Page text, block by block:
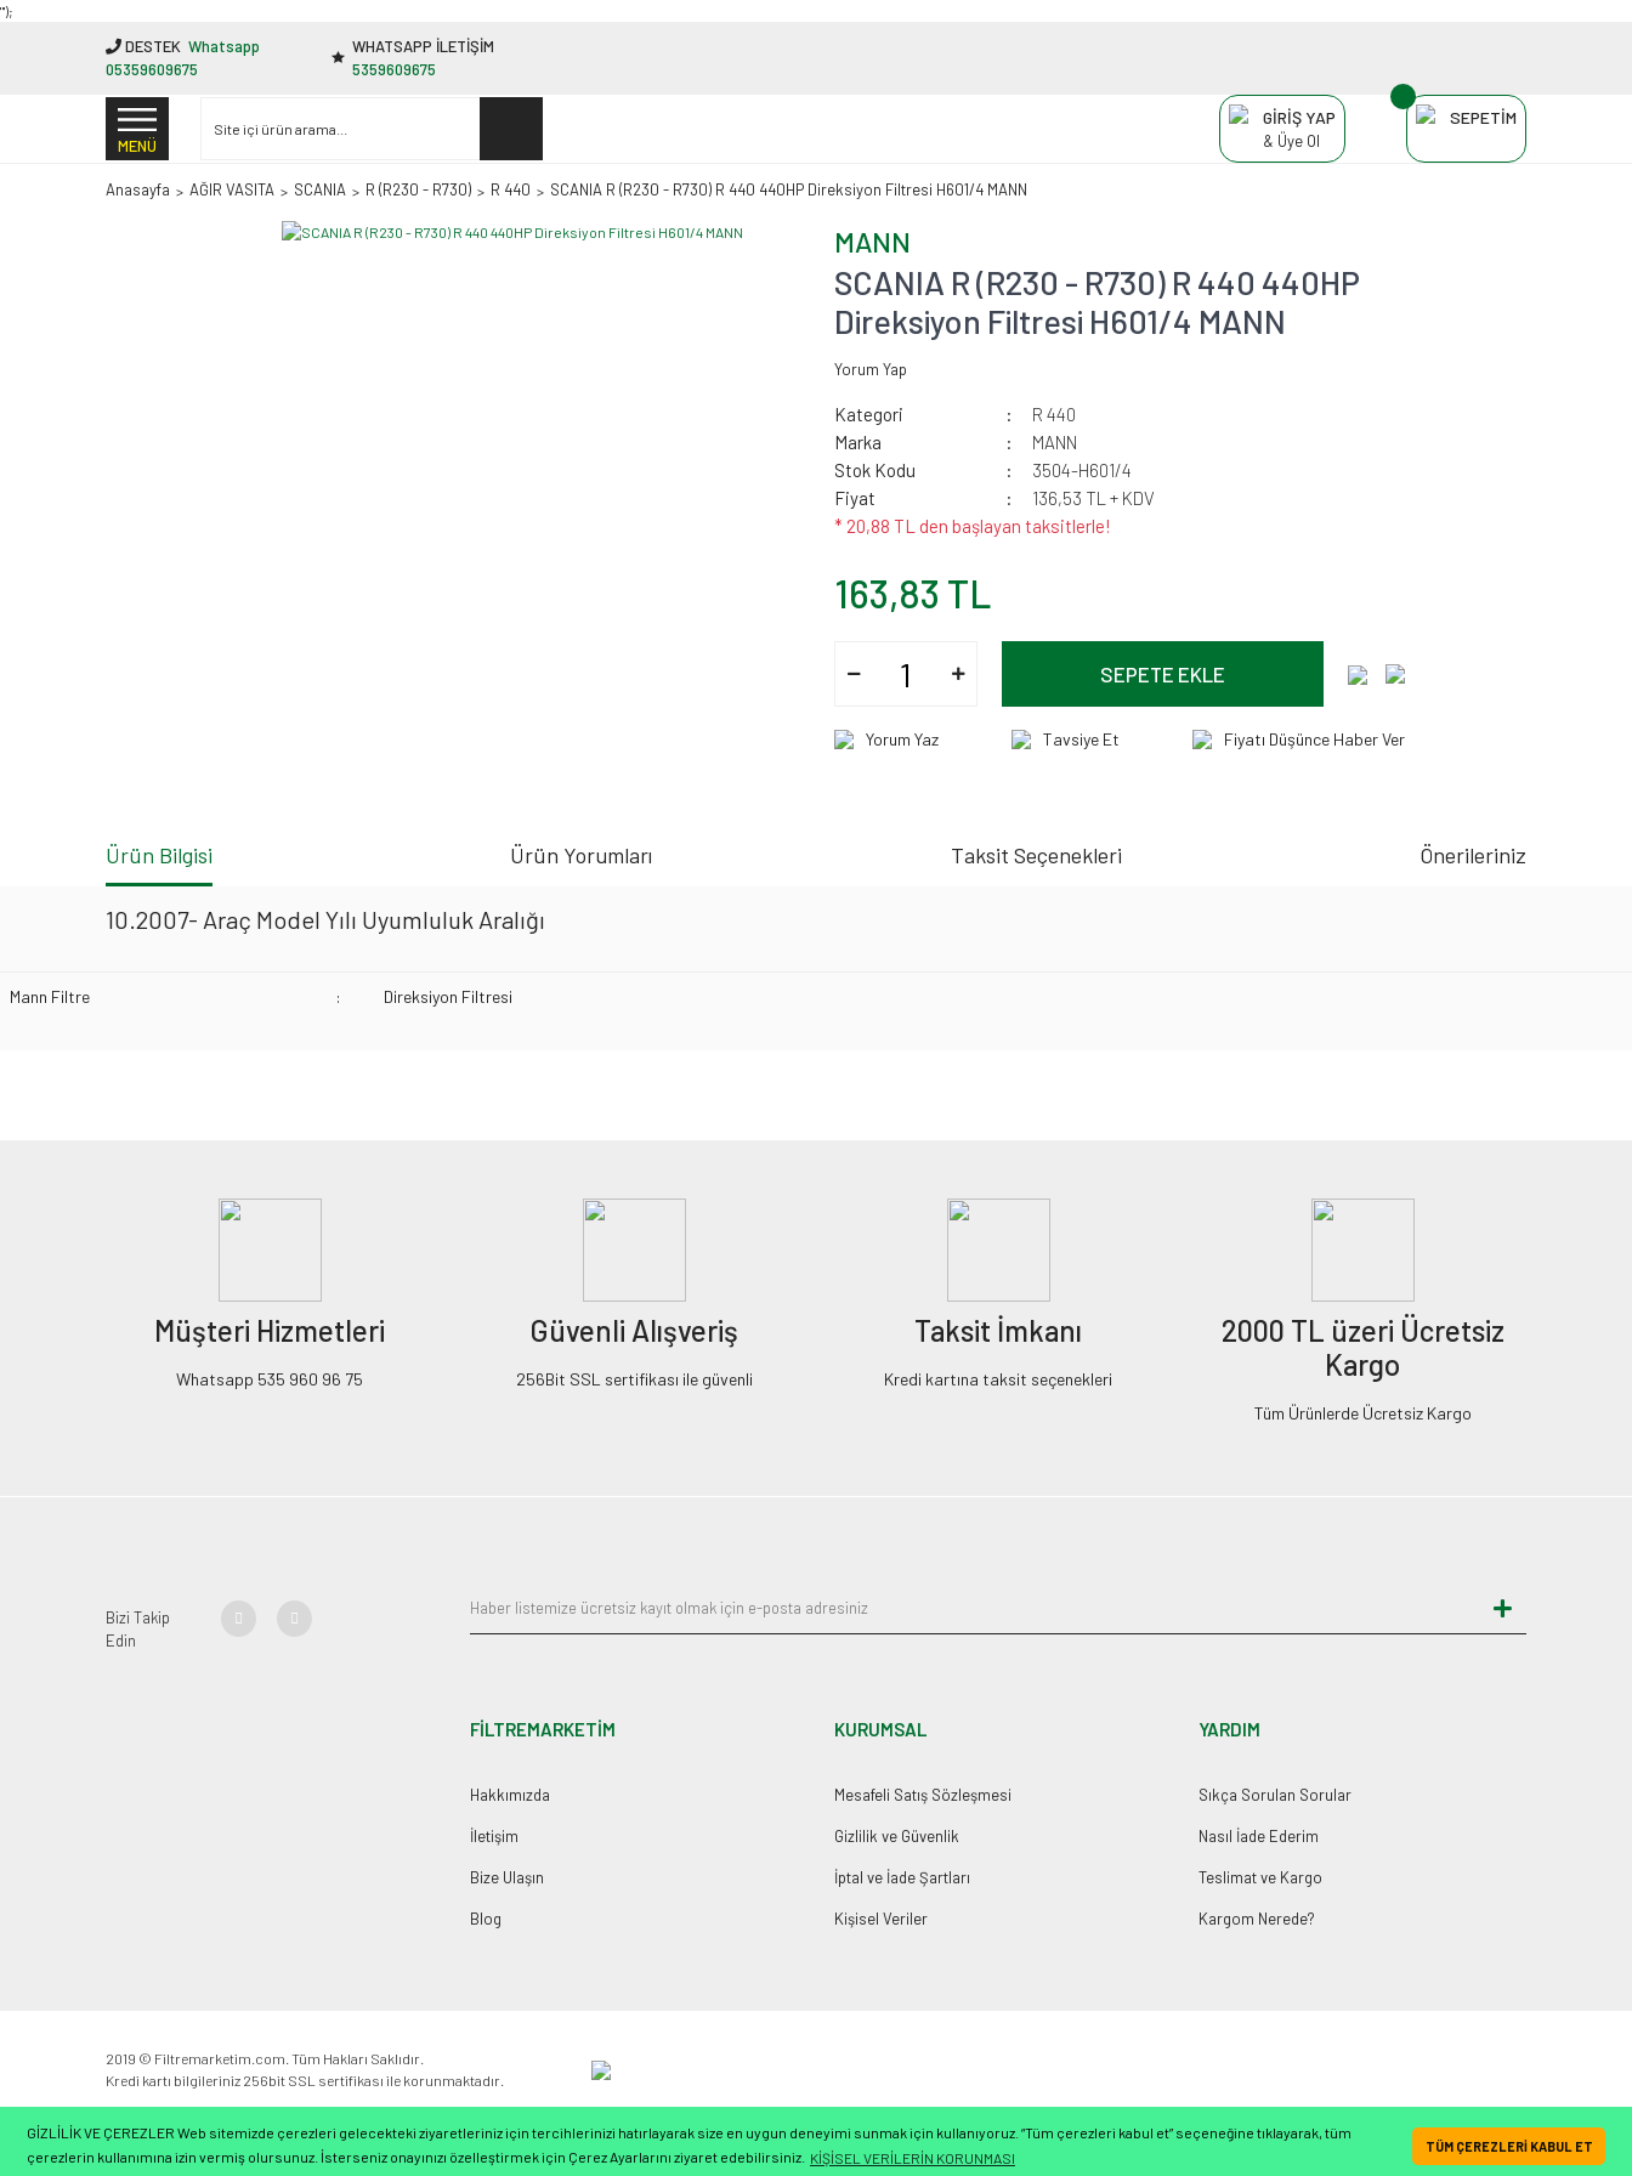
GİZLİLİK VE ÇEREZLER Web sitemizde çerezleri gelecekteki ziyaretleriniz için tercihlerinizi hatırlayarak size en uygun deneyimi sunmak için kullanıyoruz. “Tüm çerezleri kabul et” seçeneğine tıklayarak, tüm
çerezlerin kullanımına izin vermiş olursunuz. İsterseniz onayınızı özelleştirmek için Çerez Ayarlarını ziyaret edebilirsiniz. KİŞİSEL VERİLERİN KORUNMASI
TÜM ÇEREZLERİ KABUL ET
"');
Whatsapp İletişim Hattı
DESTEK Whatsapp
05359609675
WHATSAPP İLETİŞİM
5359609675
MENÜ
GİRİŞ YAP
& Üye Ol
SEPETİM
Anasayfa AĞIR VASITA SCANIA R (R230 - R730) R 440 SCANIA R (R230 - R730) R 440 440HP Direksiyon Filtresi H601/4 MANN
MANN
SCANIA R (R230 - R730) R 440 440HP
Direksiyon Filtresi H601/4 MANN
Yorum Yap
Kategori
R 440
Marka
MANN
Stok Kodu
3504-H601/4
Fiyat
136,53 TL + KDV
* 20,88 TL den başlayan taksitlerle!
163,83 TL
SEPETE EKLE
Yorum Yaz Tavsiye Et Fiyatı Düşünce Haber Ver
Ürün Bilgisi Ürün Yorumları Taksit Seçenekleri Önerileriniz
10.2007- Araç Model Yılı Uyumluluk Aralığı
Mann Filtre : Direksiyon Filtresi
Müşteri Hizmetleri
Whatsapp 535 960 96 75
Güvenli Alışveriş
256Bit SSL sertifikası ile güvenli
Taksit İmkanı
Kredi kartına taksit seçenekleri
2000 TL üzeri Ücretsiz
Kargo
Tüm Ürünlerde Ücretsiz Kargo
Bizi Takip
Edin
FİLTREMARKETİM
Hakkımızda
İletişim
Bize Ulaşın
Blog
KURUMSAL
Mesafeli Satış Sözleşmesi
Gizlilik ve Güvenlik
İptal ve İade Şartları
Kişisel Veriler
YARDIM
Sıkça Sorulan Sorular
Nasıl İade Ederim
Teslimat ve Kargo
Kargom Nerede?
2019 © Filtremarketim.com. Tüm Hakları Saklıdır.
Kredi kartı bilgileriniz 256bit SSL sertifikası ile korunmaktadır.
ideasoft e- ile